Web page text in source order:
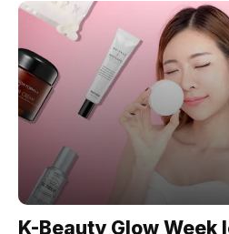
K-Beauty Glow Week